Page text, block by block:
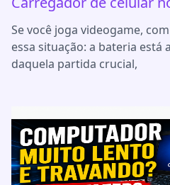
Se você joga videogame,
essa situação: a bateria está
daquela partida crucial,